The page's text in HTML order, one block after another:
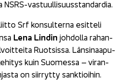
​vastuullisuusstandardia.
Srf kon­sul­ter­na esit­te­li
Lena Lin­din joh­dol­la ra­han­
Ruot­sis­sa. Län­si­naa­pu­
kuin Suo­mes­sa – vi­ran­
on siir­ryt­ty sank­tioi­hin.